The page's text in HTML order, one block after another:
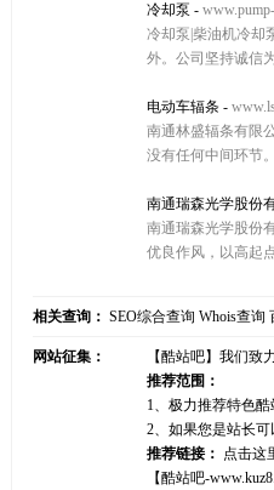
冷却泵 -
冷却泵|柴油机冷却
外。公司坚持诚信
电动车辐条 -
南通林盛辐条有限
没有任何中间环节
南通瑞森光学股份
南通瑞森光学股份
优良作风，以高起
相关查询： SEO综合查询 Whois查询
网站征集：
【酷站吧】我们
推荐范围：
1、极力推荐特色
2、如果您是站长
推荐链接： 点击这
【酷站吧-